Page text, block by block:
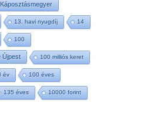
13. havi nyugdíj 14
100
Újpest 100 milliós keret
év 100 éves
135 éves 10000 forint